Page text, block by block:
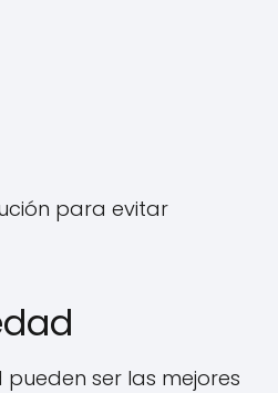
para evitar
ser las mejores